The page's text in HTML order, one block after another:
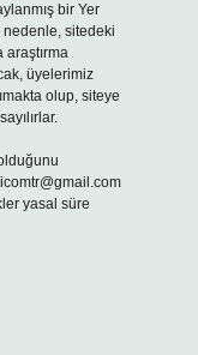
bir Yer
nedenle, sitedeki
üyelerimiz
olup, siteye
yasal süre